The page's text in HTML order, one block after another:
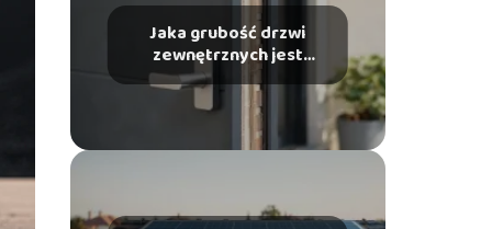
Jaka grubość drzwi
zewnętrznych jest
odpowiednia?